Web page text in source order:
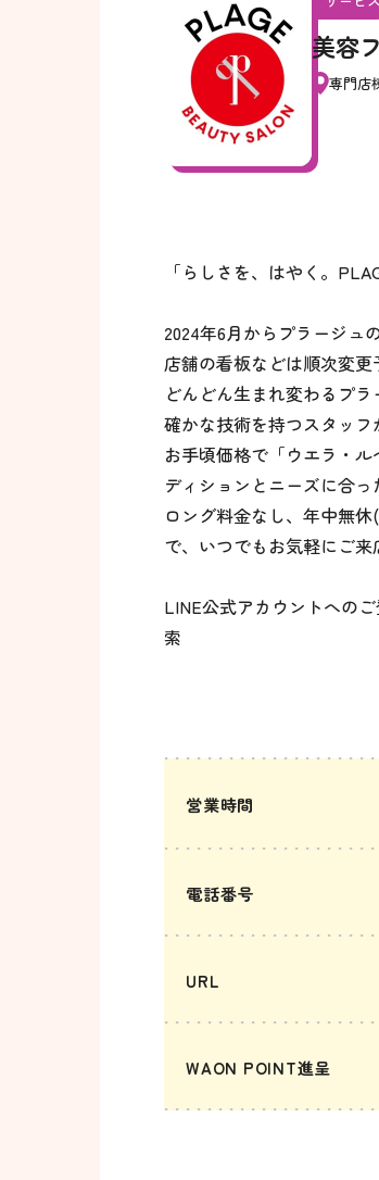
美容
専門店
「らしさを、はやく。
2024年6月からプラージュ
店舗の看板などは順次変更
どんどん生まれ変わるプラ
確かな技術を持つスタッ
お手頃価格で「ウエラ・
ディションとニーズに合っ
ロング料金なし、年中無
で、いつでもお気軽にご来
LINE公式アカウントへの
索
営業時間
電話番号
URL
WAON POINT進呈